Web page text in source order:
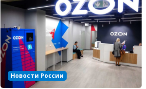
Новости России